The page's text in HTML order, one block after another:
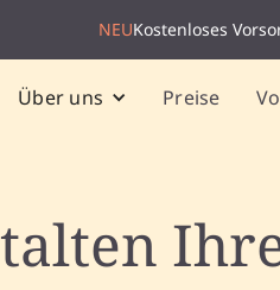
NEUKostenloses
Über uns Preise